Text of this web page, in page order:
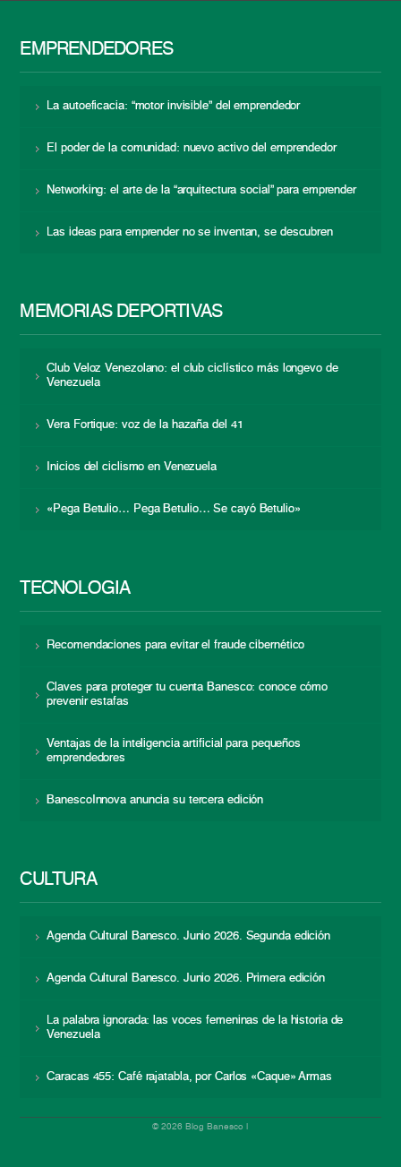
EMPRENDEDORES
La autoeficacia: “motor invisible” del emprendedor
El poder de la comunidad: nuevo activo del emprendedor
Networking: el arte de la “arquitectura social” para emprender
Las ideas para emprender no se inventan, se descubren
MEMORIAS DEPORTIVAS
Club Veloz Venezolano: el club ciclístico más longevo de
Venezuela
Vera Fortique: voz de la hazaña del 41
Inicios del ciclismo en Venezuela
«Pega Betulio… Pega Betulio… Se cayó Betulio»
TECNOLOGÍA
Recomendaciones para evitar el fraude cibernético
Claves para proteger tu cuenta Banesco: conoce cómo
prevenir estafas
Ventajas de la inteligencia artificial para pequeños
emprendedores
BanescoInnova anuncia su tercera edición
CULTURA
Agenda Cultural Banesco. Junio 2026. Segunda edición
Agenda Cultural Banesco. Junio 2026. Primera edición
La palabra ignorada: las voces femeninas de la historia de
Venezuela
Caracas 455: Café rajatabla, por Carlos «Caque» Armas
© 2026 Blog Banesco |